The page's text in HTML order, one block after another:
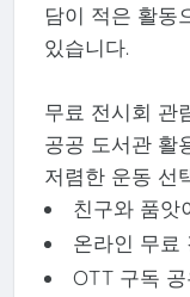
담이 적은 활동
있습니다.
무료 전시회 관
공공 도서관 활
저렴한 운동 선
친구와 품앗
온라인 무료
OTT 구독 공